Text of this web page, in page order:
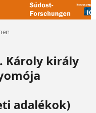
Károly király
adalékok)